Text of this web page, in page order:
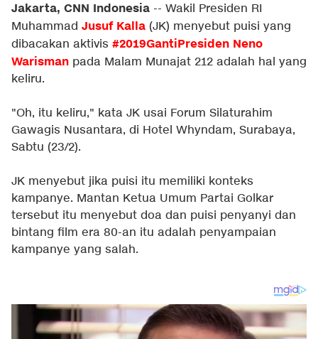
Jakarta, CNN Indonesia -- Wakil Presiden RI
Muhammad Jusuf Kalla (JK) menyebut puisi yang
dibacakan aktivis #2019GantiPresiden Neno
Warisman pada Malam Munajat 212 adalah hal yang
keliru.
"Oh, itu keliru," kata JK usai Forum Silaturahim
Gawagis Nusantara, di Hotel Whyndam, Surabaya,
Sabtu (23/2).
JK menyebut jika puisi itu memiliki konteks
kampanye. Mantan Ketua Umum Partai Golkar
tersebut itu menyebut doa dan puisi penyanyi dan
bintang film era 80-an itu adalah penyampaian
kampanye yang salah.